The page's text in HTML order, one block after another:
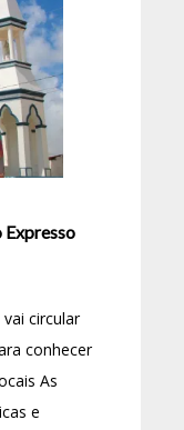
Expresso
circular
conhecer
As
e